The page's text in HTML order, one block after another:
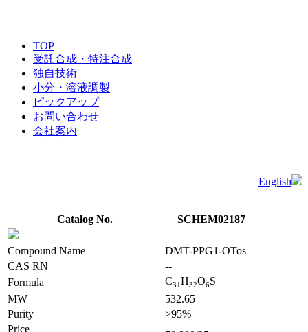
TOP
受託合成・特注合成
独自技術
小分・溶液調製
ピックアップ
お問い合わせ
会社案内
English
Catalog No. SCHEM02187
Compound Name
DMT-PPG1-OTos
CAS RN
--
Formula
C31H32O6S
MW
532.65
Purity
>95%
Price